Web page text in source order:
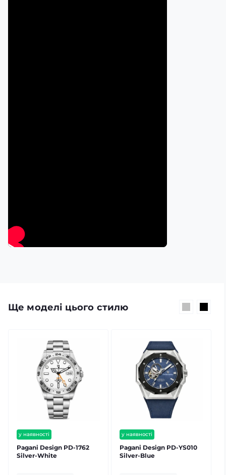
Ще моделі цього стилю
у наявності
безкоштовна доставка
гарантія 12 міс
Pagani Design PD-1762
Silver-White
у наявності
безкоштовна доставка
гарантія 12 міс
Pagani Design PD-YS010
Silver-Blue